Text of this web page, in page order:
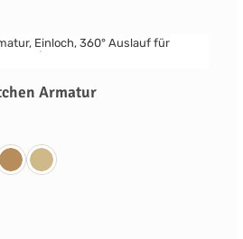
Armatur
Schwarz Gebürstet PVD
Gebürstet PVD
726 Warm Bronze Gebürstet PVD
727 Messing Gebürstet PVD